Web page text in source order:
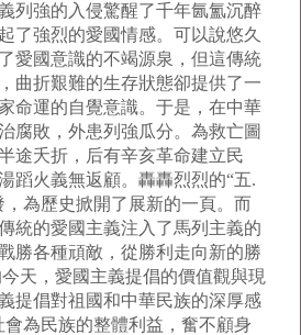
列強的入侵驚醒了千年氤氳沉醉
了強烈的愛國情感。可以說悠久
愛國意識的不竭源泉，但這傳統
曲折艱難的生存狀態卻提供了一
命運的自覺意識。于是，在中華
腐敗，外患列強瓜分。為救亡圖
途夭折，后有辛亥革命建立民
蹈火義無返顧。轟轟烈烈的“五.
，為歷史掀開了展新的一頁。而
統的愛國主義注入了馬列主義的
勝各種頑敵，從勝利走向新的勝
天，愛國主義提倡的價值觀與現
提倡對祖國和中華民族的深厚感
為民族的整體利益，奮不顧身